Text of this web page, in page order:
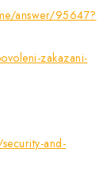
answer/95647?
zakazani-
and-